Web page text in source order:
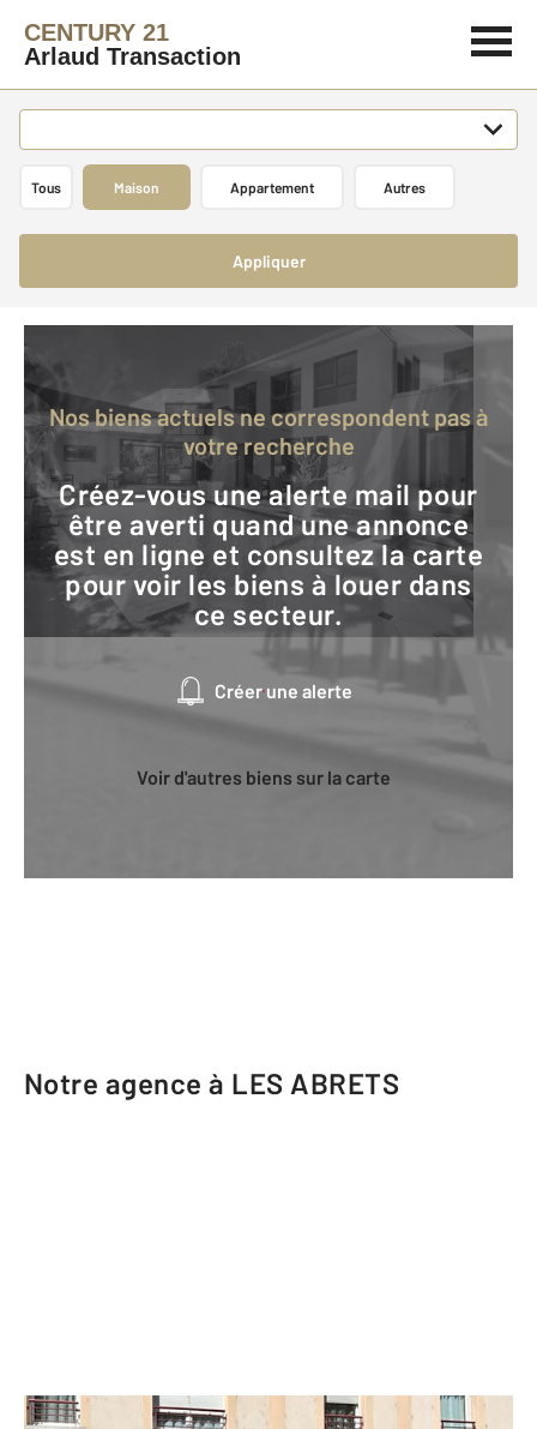
CENTURY 21
Arlaud Transaction
Tous Maison Appartement Autres
Appliquer
Nos biens actuels ne correspondent pas à
votre recherche
Créez-vous une alerte mail pour
être averti quand une annonce
est en ligne et consultez la carte
pour voir les biens à louer dans
ce secteur.
Créer une alerte
Voir d'autres biens sur la carte
Notre agence à LES ABRETS